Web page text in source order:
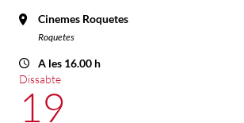
Cinemes Roquetes
Roquetes
A les 16.00 h
Dissabte
19